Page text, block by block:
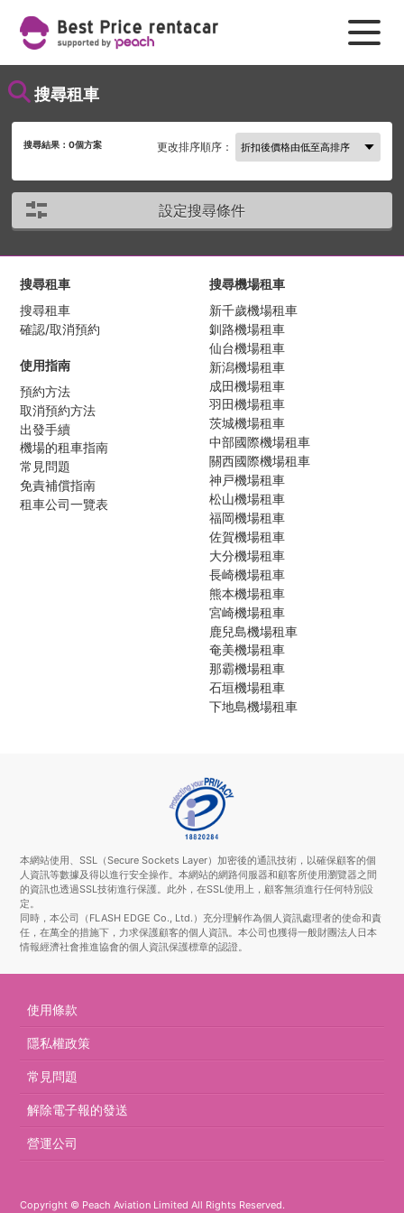
搜尋租車
搜尋結果：0個方案 更改排序順序：
設定搜尋條件
搜尋租車
搜尋租車
確認/取消預約
使用指南
預約方法
取消預約方法
出發手續
機場的租車指南
常見問題
免責補償指南
租車公司一覽表
搜尋機場租車
新千歲機場租車
釧路機場租車
仙台機場租車
新潟機場租車
成田機場租車
羽田機場租車
茨城機場租車
中部國際機場租車
關西國際機場租車
神戸機場租車
松山機場租車
福岡機場租車
佐賀機場租車
大分機場租車
長崎機場租車
熊本機場租車
宮崎機場租車
鹿兒島機場租車
奄美機場租車
那霸機場租車
石垣機場租車
下地島機場租車
本網站使用、SSL（Secure Sockets Layer）加密後的通訊技術，以確保顧客的個
人資訊等數據及得以進行安全操作。本網站的網路伺服器和顧客所使用瀏覽器之間
的資訊也透過SSL技術進行保護。此外，在SSL使用上，顧客無須進行任何特別設
定。
同時，本公司（FLASH EDGE Co., Ltd.）充分理解作為個人資訊處理者的使命和責
任，在萬全的措施下，力求保護顧客的個人資訊。本公司也獲得一般財團法人日本
情報經濟社會推進協會的個人資訊保護標章的認證。
使用條款
隱私權政策
常見問題
解除電子報的發送
營運公司
Copyright © Peach Aviation Limited All Rights Reserved.